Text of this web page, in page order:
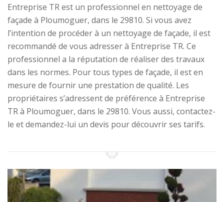
Entreprise TR est un professionnel en nettoyage de
façade à Ploumoguer, dans le 29810. Si vous avez
l’intention de procéder à un nettoyage de façade, il est
recommandé de vous adresser à Entreprise TR. Ce
professionnel a la réputation de réaliser des travaux
dans les normes. Pour tous types de façade, il est en
mesure de fournir une prestation de qualité. Les
propriétaires s’adressent de préférence à Entreprise
TR à Ploumoguer, dans le 29810. Vous aussi, contactez-
le et demandez-lui un devis pour découvrir ses tarifs.